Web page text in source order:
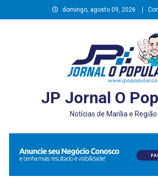
to
domingo, agosto 09, 2026
JP Jornal O
Notícias de Marília e Região